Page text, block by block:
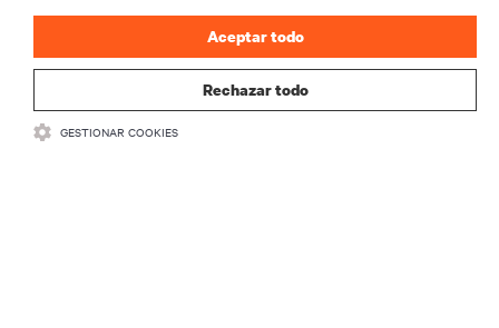
SÍGANOS
Rechazar todo
Aceptar todo
GESTIONAR COOKIES